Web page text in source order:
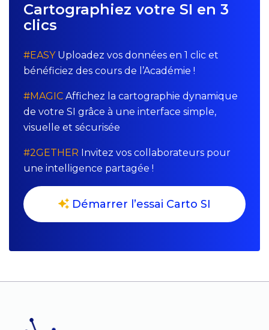
Cartographiez votre SI en 3
clics
#EASYUploadez vos données en 1 clic et
bénéficiez des cours de l’Académie !
#MAGIC Affichez la cartographie dynamique
de votre SI grâce à une interface simple,
visuelle et sécurisée
#2GETHER Invitez vos collaborateurs pour
une intelligence partagée !
Démarrer l’essai Carto SI